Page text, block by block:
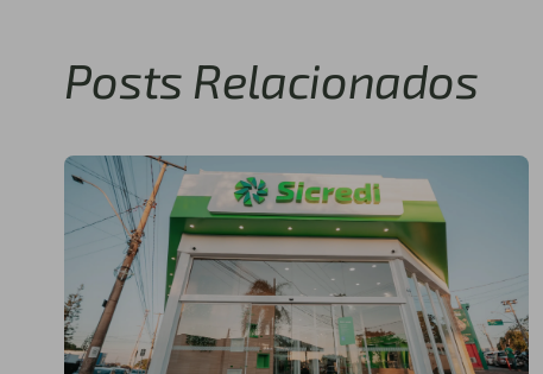
Posts Relacionados